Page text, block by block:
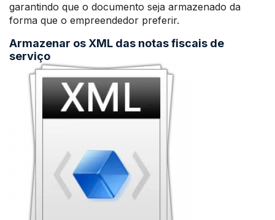
garantindo que o documento seja armazenado da
forma que o empreendedor preferir.
Armazenar os XML das notas fiscais de
serviço